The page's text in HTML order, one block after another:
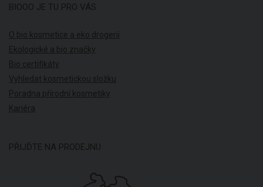
BIOOO JE TU PRO VÁS
O bio kosmetice a eko drogerii
Ekologické a bio značky
Bio certifikáty
Vyhledat kosmetickou složku
Poradna přírodní kosmetiky
Kariéra
PŘIJĎTE NA PRODEJNU